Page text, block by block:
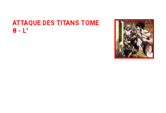
ATTAQUE DES TITANS TOME
8 - L'